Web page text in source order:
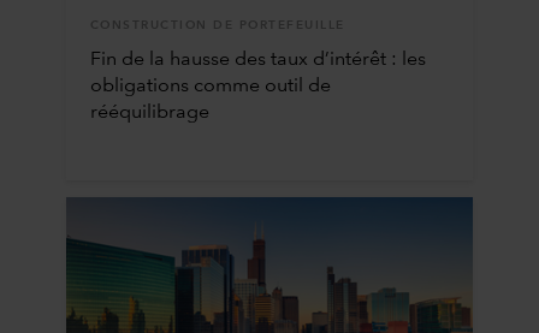
CONSTRUCTION DE PORTEFEUILLE
Fin de la hausse des taux d’intérêt : les
obligations comme outil de
rééquilibrage